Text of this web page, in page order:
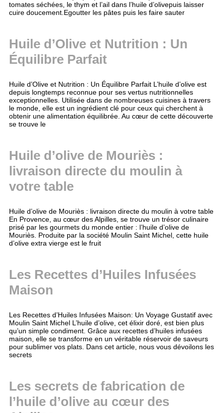
tomates séchées, le thym et l’ail dans l’huile d’olivepuis laisser
cuire doucement.Egoutter les pâtes puis les faire sauter
Huile d’Olive et Nutrition : Un
Équilibre Parfait
Huile d’Olive et Nutrition : Un Équilibre Parfait L’huile d’olive est
depuis longtemps reconnue pour ses vertus nutritionnelles
exceptionnelles. Utilisée dans de nombreuses cuisines à travers
le monde, elle est un ingrédient clé pour ceux qui cherchent à
obtenir une alimentation équilibrée. Au cœur de cette découverte
se trouve le
Huile d’olive de Mouriès :
livraison directe du moulin à
votre table
Huile d’olive de Mouriès : livraison directe du moulin à votre table
En Provence, au cœur des Alpilles, se trouve un trésor culinaire
prisé par les gourmets du monde entier : l’huile d’olive de
Mouriès. Produite par la société Moulin Saint Michel, cette huile
d’olive extra vierge est le fruit
Les Recettes d’Huiles Infusées
Maison
Les Recettes d’Huiles Infusées Maison: Un Voyage Gustatif avec
Moulin Saint Michel L’huile d’olive, cet élixir doré, est bien plus
qu’un simple condiment. Grâce aux recettes d’huiles infusées
maison, elle se transforme en un véritable réservoir de saveurs
pour sublimer vos plats. Dans cet article, nous vous dévoilons les
secrets
Les secrets de fabrication de
l’huile d’olive au cœur des